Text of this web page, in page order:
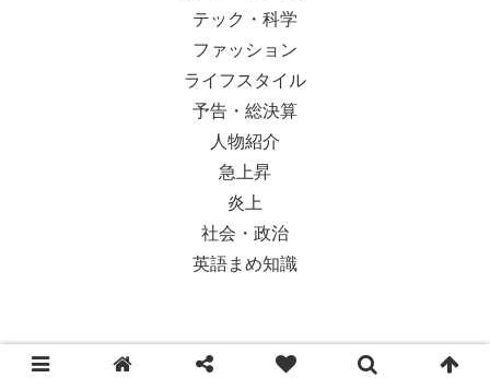
テック・科学
ファッション
ライフスタイル
予告・総決算
人物紹介
急上昇
炎上
社会・政治
英語まめ知識
© 2018-2026 Ypsilon Magazine.